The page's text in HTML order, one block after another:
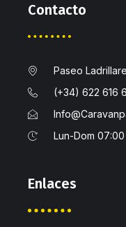
Contacto
Paseo
(+34) 622 616
Lun-Dom 07:00
Enlaces